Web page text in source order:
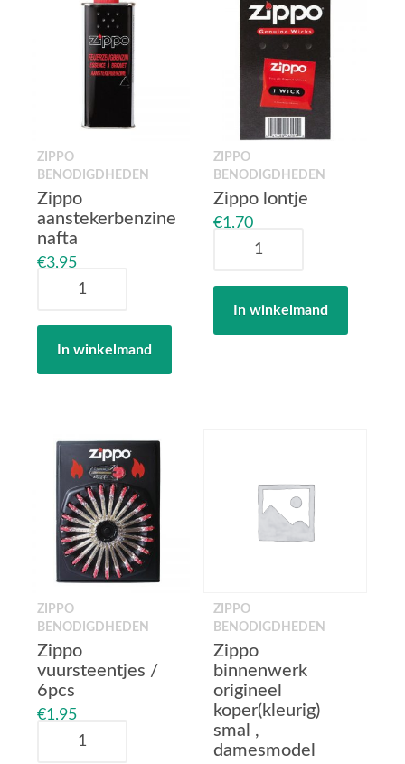
ZIPPO
BENODIGDHEDEN
Zippo
aanstekerbenzine
nafta
€3,95
aanstekerbenzine
In winkelmand
ZIPPO
BENODIGDHEDEN
Zippo lontje
€1,70
In winkelmand
ZIPPO
BENODIGDHEDEN
Zippo
vuursteentjes /
6pcs
€1,95
vuursteentjes
ZIPPO
BENODIGDHEDEN
Zippo
binnenwerk
origineel
koper(kleurig)
smal ,
damesmodel